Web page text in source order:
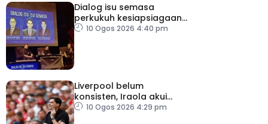
Dialog isu semasa
perkukuh kesiapsiagaan,
penyelarasan warga RTM
10 Ogos 2026 4:40 pm
Liverpool belum
konsisten, Iraola akui
masih banyak perlu
10 Ogos 2026 4:29 pm